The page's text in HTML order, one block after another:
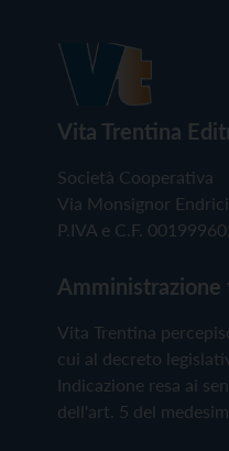
Vita Trentina
Società Cooperativa
Via Monsignor
P.IVA e C.F.
Amministrazione
Vita Trentina
cui al decreto
Indicazione resa ai
dell'art. 5 del